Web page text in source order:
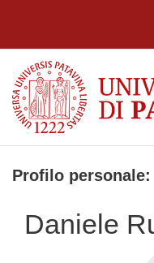
Profilo
Daniele